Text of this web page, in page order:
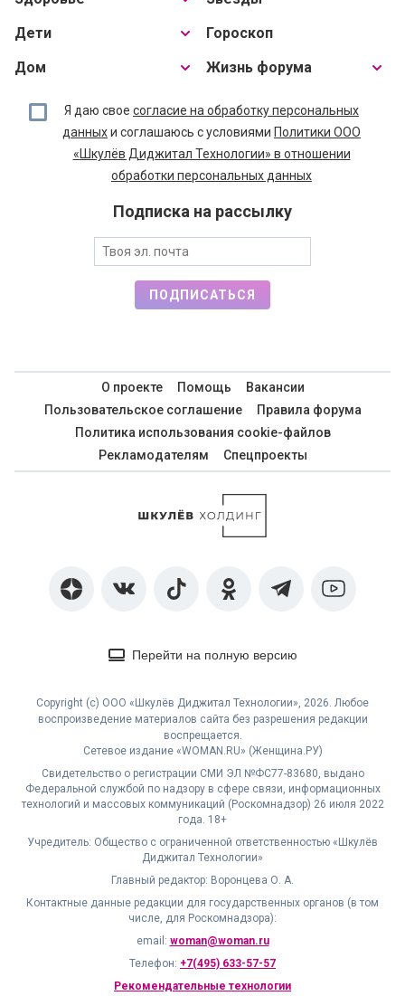
Дети
Дом
Гороскоп
Жизнь форума
Я даю свое согласие на обработку персональных
данныхи соглашаюсь с условиями Политики ООО
«Шкулёв Диджитал Технологии» в отношении
обработки персональных данных
Подписка на рассылку
ПОДПИСАТЬСЯ
О проекте Помощь
Вакансии
Пользовательское соглашение
Правила форума
Политика использования cookie-файлов
Рекламодателям
Спецпроекты
Перейти на полную версию
Copyright (с) ООО «Шкулёв Диджитал Технологии», 2026. Любое
воспроизведение материалов сайта без разрешения редакции
воспрещается.
Сетевое издание «WOMAN.RU» (Женщина.РУ)
Свидетельство о регистрации СМИ ЭЛ №ФС77-83680, выдано
Федеральной службой по надзору в сфере связи, информационных
технологий и массовых коммуникаций (Роскомнадзор) 26 июля 2022
года. 18+
Учредитель: Общество с ограниченной ответственностью «Шкулёв
Диджитал Технологии»
Главный редактор: Воронцева О. А.
Контактные данные редакции для государственных органов (в том
числе, для Роскомнадзора):
email: woman@woman.ru
Телефон: +7(495) 633-57-57
Рекомендательные технологии